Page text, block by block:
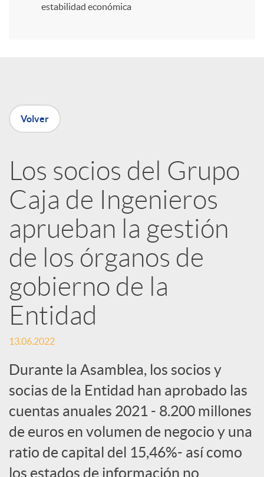
n
e
d
e
s
S
o
c
i
estabilidad económica
Volver
Los socios del Grupo
Caja de Ingenieros
aprueban la gestión
de los órganos de
gobierno de la
Entidad
13.06.2022
Durante la Asamblea, los socios y
socias de la Entidad han aprobado las
cuentas anuales 2021 - 8.200 millones
de euros en volumen de negocio y una
ratio de capital del 15,46%- así como
los estados de información no